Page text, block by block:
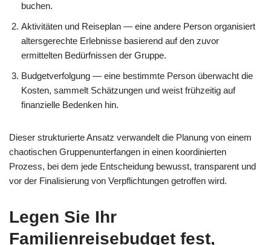
buchen.
Aktivitäten und Reiseplan — eine andere Person organisiert
altersgerechte Erlebnisse basierend auf den zuvor
ermittelten Bedürfnissen der Gruppe.
Budgetverfolgung — eine bestimmte Person überwacht die
Kosten, sammelt Schätzungen und weist frühzeitig auf
finanzielle Bedenken hin.
Dieser strukturierte Ansatz verwandelt die Planung von einem
chaotischen Gruppenunterfangen in einen koordinierten
Prozess, bei dem jede Entscheidung bewusst, transparent und
vor der Finalisierung von Verpflichtungen getroffen wird.
Legen Sie Ihr
Familienreisebudget fest,